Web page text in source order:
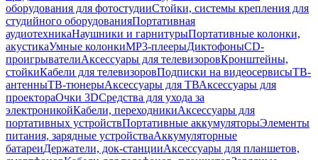
оборудования для фотостудииСтойки, системы крепления для
студийного оборудованияПортативная
аудиотехникаНаушники и гарнитурыПортативные колонки,
акустикаУмные колонкиMP3-плеерыДиктофоныCD-
проигрывателиАксессуары для телевизоровКронштейны,
стойкиКабели для телевизоровПодписки на видеосервисыТВ-
антенныТВ-тюнерыАксессуары для ТВАксессуары для
проектораОчки 3DСредства для ухода за
электроникойКабели, переходникиАксессуары для
портативных устройствПортативные аккумуляторыЭлементы
питания, зарядные устройстваАккумуляторные
батареиДержатели, док-станцииАксессуары для планшетов,